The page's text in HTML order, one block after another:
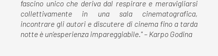
fascino unico che deriva dal respirare e meravigliarsi
collettivamente in una sala cinematografica,
incontrare gli autori e discutere di cinema fino a tarda
notte è un’esperienza impareggiabile." – Karpo Godina